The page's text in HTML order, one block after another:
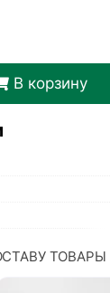
В корзину
ТОВАРЫ